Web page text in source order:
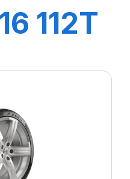
112T